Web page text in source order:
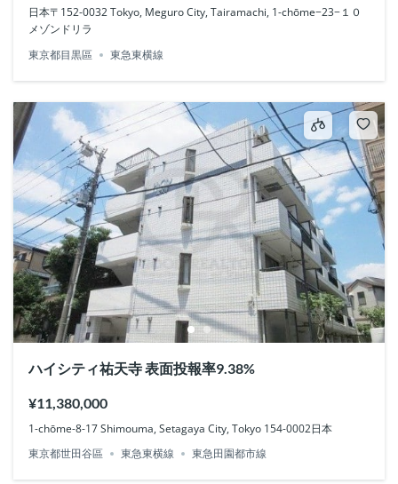
日本〒152-0032 Tokyo, Meguro City, Tairamachi, 1-chōme−23−１０
メゾンドリラ
東京都目黒區
東急東横線
ハイシティ祐天寺 表面投報率9.38%
¥11,380,000
1-chōme-8-17 Shimouma, Setagaya City, Tokyo 154-0002日本
東京都世田谷區
東急東横線 東急田園都市線